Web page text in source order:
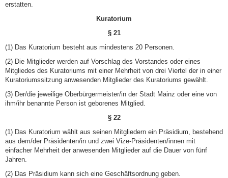
erstatten.
Kuratorium
§ 21
(1) Das Kuratorium besteht aus mindestens 20 Personen.
(2) Die Mitglieder werden auf Vorschlag des Vorstandes oder eines
Mitgliedes des Kuratoriums mit einer Mehrheit von drei Viertel der in einer
Kuratoriumssitzung anwesenden Mitglieder des Kuratoriums gewählt.
(3) Der/die jeweilige Oberbürgermeister/in der Stadt Mainz oder eine von
ihm/ihr benannte Person ist geborenes Mitglied.
§ 22
(1) Das Kuratorium wählt aus seinen Mitgliedern ein Präsidium, bestehend
aus dem/der Präsidenten/in und zwei Vize-Präsidenten/innen mit
einfacher Mehrheit der anwesenden Mitglieder auf die Dauer von fünf
Jahren.
(2) Das Präsidium kann sich eine Geschäftsordnung geben.